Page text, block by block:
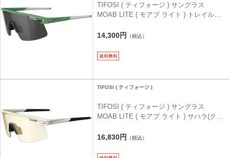
TIFOSI ( ティフォージ ) サングラス
MOAB LITE ( モアブ ライト ) トレイルパ
14,300円 （税込）
TIFOSI ( ティフォージ )
TIFOSI ( ティフォージ ) サングラス
MOAB LITE ( モアブ ライト ) サハラ(クラ
16,830円 （税込）